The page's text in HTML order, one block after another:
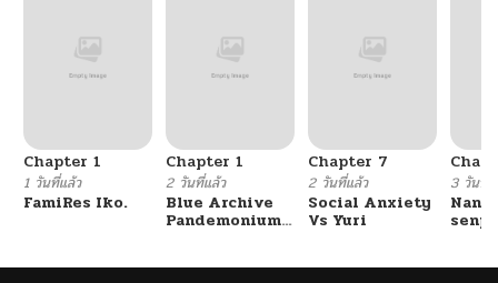
Chapter 1
1 วันที่แล้ว
FamiRes Iko.
Chapter 1
2 วันที่แล้ว
Blue Archive
Pandemonium
Chapter 7
2 วันที่แล้ว
Social Anxiety
Vs Yuri
3 วันที่